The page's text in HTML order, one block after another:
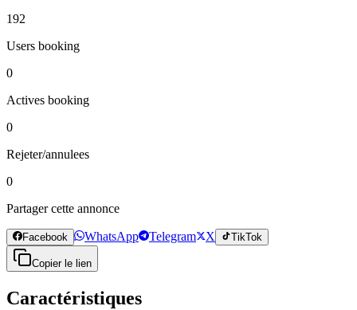
192
Users booking
0
Actives booking
0
Rejeter/annulees
0
Partager cette annonce
Facebook WhatsApp Telegram X TikTok
Copier le lien
Caractéristiques